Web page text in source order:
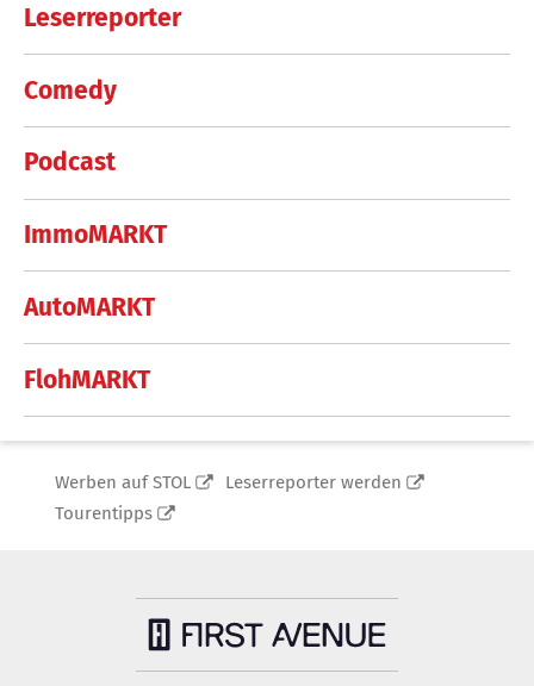
Leserreporter
Comedy
Podcast
ImmoMARKT
AutoMARKT
FlohMARKT
Werben auf STOL
Leserreporter werden
Tourentipps